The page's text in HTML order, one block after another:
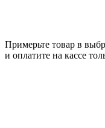
Примерьте товар в
и оплатите на кассе